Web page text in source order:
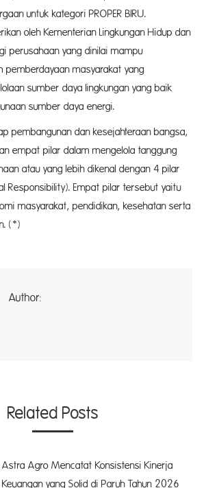
untuk kategori PROPER BIRU.
oleh Kementerian Lingkungan Hidup dan
perusahaan yang dinilai mampu
pemberdayaan masyarakat yang
sumber daya lingkungan yang baik
sumber daya energi.
pembangunan dan kesejahteraan bangsa,
empat pilar dalam mengelola tanggung
atau yang lebih dikenal dengan 4 pilar
Responsibility). Empat pilar tersebut yaitu
masyarakat, pendidikan, kesehatan serta
(*)
Author:
Related Posts
Astra Agro Mencatat Konsistensi Kinerja
Keuangan yang Solid di Paruh Tahun 2026